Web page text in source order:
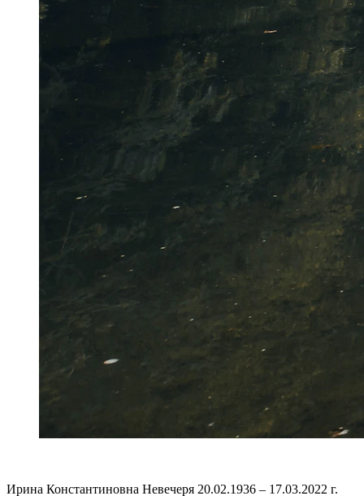
Ирина Константиновна Невечеря 20.02.1936 – 17.03.2022 г.